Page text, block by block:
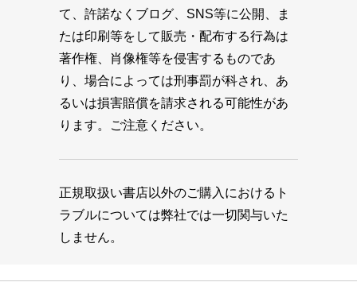
て、許諾なくブログ、SNS等に公開、ま
たは印刷等をして販売・配布する行為は
著作権、肖像権等を侵害するものであ
り、場合によっては刑事罰が科され、あ
るいは損害賠償を請求される可能性があ
ります。ご注意ください。
正規取扱い書店以外のご購入におけるト
ラブルについては弊社では一切関与いた
しません。